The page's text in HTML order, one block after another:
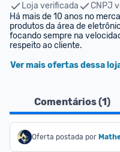
Loja verificada
CNPJ
Há mais de 10 anos no
produtos da área de
focando sempre na
respeito ao cliente.
Ver mais ofertas dessa
Comentários (1)
Oferta postada por